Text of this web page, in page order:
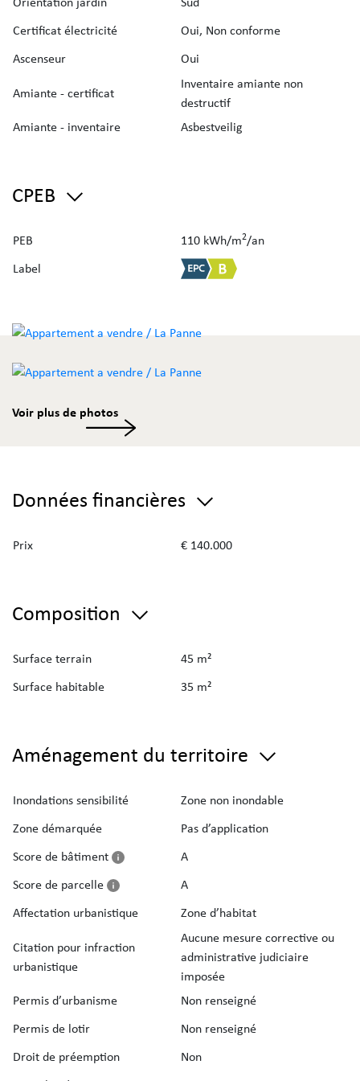
Certificat électricité
Oui, Non conforme
Ascenseur
Oui
Amiante - certificat
Inventaire amiante non
destructif
Amiante - inventaire
Asbestveilig
CPEB
PEB 110 kWh/m2/an
Label
Voir plus de photos
Données financières
Prix € 140.000
Composition
Surface terrain
45 m²
Surface habitable
35 m²
Aménagement du territoire
Inondations sensibilité
Zone non inondable
Zone démarquée
Pas d’application
Score de bâtiment
A
Score de parcelle
A
Affectation urbanistique
Zone d’habitat
Citation pour infraction
urbanistique
Aucune mesure corrective ou
administrative judiciaire
imposée
Permis d’urbanisme
Non renseigné
Permis de lotir
Non renseigné
Droit de préemption
Non